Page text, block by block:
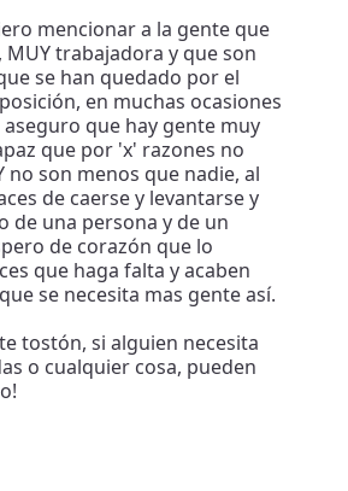
mencionar a la gente que
MUY trabajadora y que son
se han quedado por el
en muchas ocasiones
aseguro que hay gente muy
que por 'x' razones no
no son menos que nadie, al
de caerse y levantarse y
de una persona y de un
de corazón que lo
que haga falta y acaben
se necesita mas gente así.
tostón, si alguien necesita
o cualquier cosa, pueden